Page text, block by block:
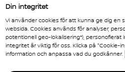
MICRA
Din integritet
Vi använder cookies för att kunna ge dig en
websida. Cookies används för analyser,
potentionell geo-lokalisering*), personofierat
integritet är viktig för oss. Klicka på "Cookie-
information och anpassa vad du godkänner.